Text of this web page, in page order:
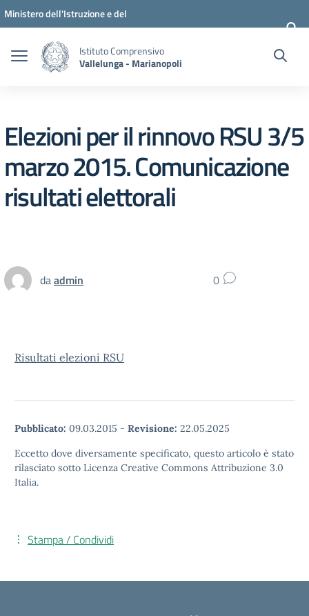
Vai ai contenuti
Vai al menu di navigazione
Vai al footer
Ministero dell'Istruzione e del
Istituto Comprensivo
Vallelunga - Marianopoli
Elezioni per il rinnovo RSU 3/5
marzo 2015. Comunicazione
risultati elettorali
daadmin 0
Risultati elezioni RSU
Pubblicato: 09.03.2015 - Revisione: 22.05.2025
Eccetto dove diversamente specificato, questo articolo è stato
rilasciato sotto Licenza Creative Commons Attribuzione 3.0
Italia.
Stampa / Condividi